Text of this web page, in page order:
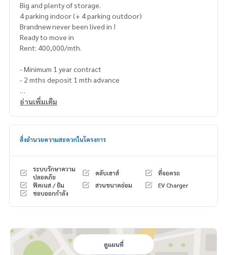
Big and plenty of storage.
4 parking indoor (+ 4 parking outdoor)
Brandnew never been lived in !
Ready to move in
Rent: 400,000/mth.
- Minimum 1 year contract
- 2 mths deposit 1 mth advance
Call/Line: Am
#narasirikrungthepkreetha #narasirikrungthepkreethafors
#houseforsellkrungthepkreetha
#houseforsellnearbrightoncollege
#houseforrentkrungthepkreetha
#houseforrentnearinternationalschool
#houseforrentnearbrightoninternationalschool
#narasirikrungthepkreethaforrent
#นาราสิริกรุงเทพกรีฑา
#ขายนาราสิริกรุงเทพกรีฑา #เช่านาราสิริกรุงเทพกรีฑา
อ่านเพิ่มเติม
สิ่งอำนวยความสะดวกในโครงการ
ระบบรักษาความ
ปลอดภัย
คลับเฮาส์
ที่จอดรถ
ฟิตเนส / ยิม
สวนขนาดย่อม
EV Charger
ชอบออกกำลัง
ดูแผนที่